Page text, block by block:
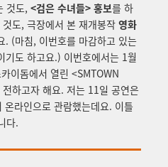
것도, <검은 수녀들> 홍보를 하
도, 극장에서 본 재개봉작 영화
. (마침, 이번호를 마감하고 있는
기도 하고요.) 이번호에서는 1월
이돔에서 열린 <SMTOWN
하고자 해요. 저는 11일 공연은
라인으로 관람했는데요. 이틀
다.